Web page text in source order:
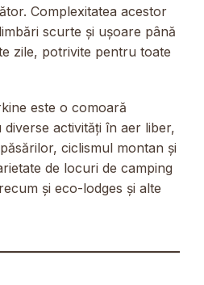
Complexitatea acestor
scurte și ușoare până
zile, potrivite pentru toate
este o comoară
activități în aer liber,
ciclismul montan și
de locuri de camping
și eco-lodges și alte